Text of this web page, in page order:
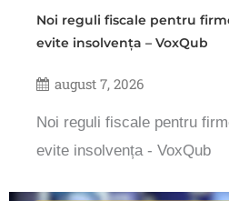
Noi reguli fiscale pentru
evite insolvența – VoxQub
august 7, 2026
Noi reguli fiscale pentru
evite insolvența - VoxQub